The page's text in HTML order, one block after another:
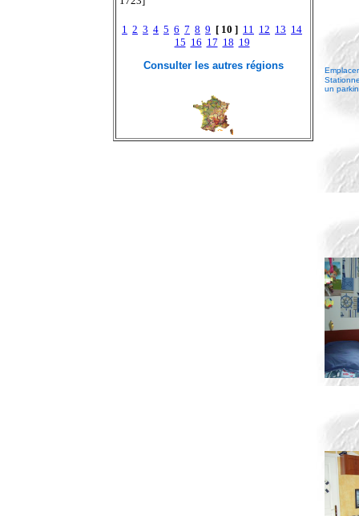
1 2 3 4 5 6 7 8 9 [ 10 ] 11 12 13 14
15 16 17 18 19
Consulter les autres régions
un